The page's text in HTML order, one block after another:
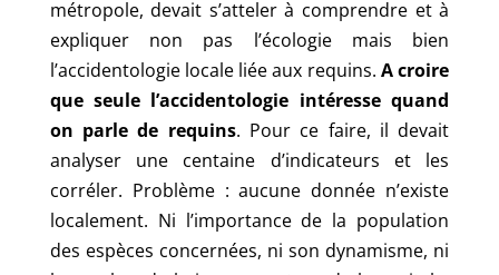
métropole, devait s’atteler à comprendre et à
expliquer non pas l’écologie mais bien
l’accidentologie locale liée aux requins. A croire
que seule l’accidentologie intéresse quand
on parle de requins. Pour ce faire, il devait
analyser une centaine d’indicateurs et les
corréler. Problème : aucune donnée n’existe
localement. Ni l’importance de la population
des espèces concernées, ni son dynamisme, ni